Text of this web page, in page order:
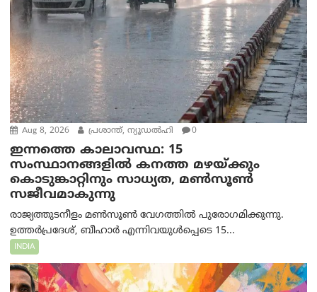
Aug 8, 2026 പ്രശാന്ത്, ന്യൂഡല്‍ഹി 0
ഇന്നത്തെ കാലാവസ്ഥ: 15
സംസ്ഥാനങ്ങളിൽ കനത്ത മഴയ്ക്കും
കൊടുങ്കാറ്റിനും സാധ്യത, മൺസൂൺ
സജീവമാകുന്നു
രാജ്യത്തുടനീളം മൺസൂൺ വേഗത്തിൽ പുരോഗമിക്കുന്നു.
ഉത്തർപ്രദേശ്, ബീഹാർ എന്നിവയുൾപ്പെടെ 15...
INDIA